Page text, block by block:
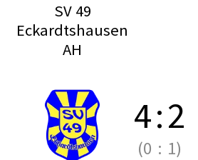
SV 49
Eckardtshausen
AH
4:2
(0 : 1)